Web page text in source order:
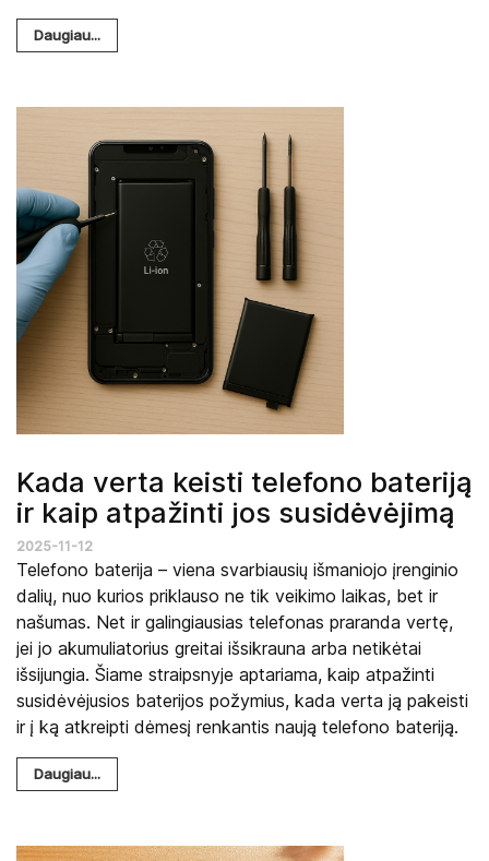
Daugiau...
Kada verta keisti telefono bateriją
ir kaip atpažinti jos susidėvėjimą
2025-11-12
Telefono baterija – viena svarbiausių išmaniojo įrenginio
dalių, nuo kurios priklauso ne tik veikimo laikas, bet ir
našumas. Net ir galingiausias telefonas praranda vertę,
jei jo akumuliatorius greitai išsikrauna arba netikėtai
išsijungia. Šiame straipsnyje aptariama, kaip atpažinti
susidėvėjusios baterijos požymius, kada verta ją pakeisti
ir į ką atkreipti dėmesį renkantis naują telefono bateriją.
Daugiau...